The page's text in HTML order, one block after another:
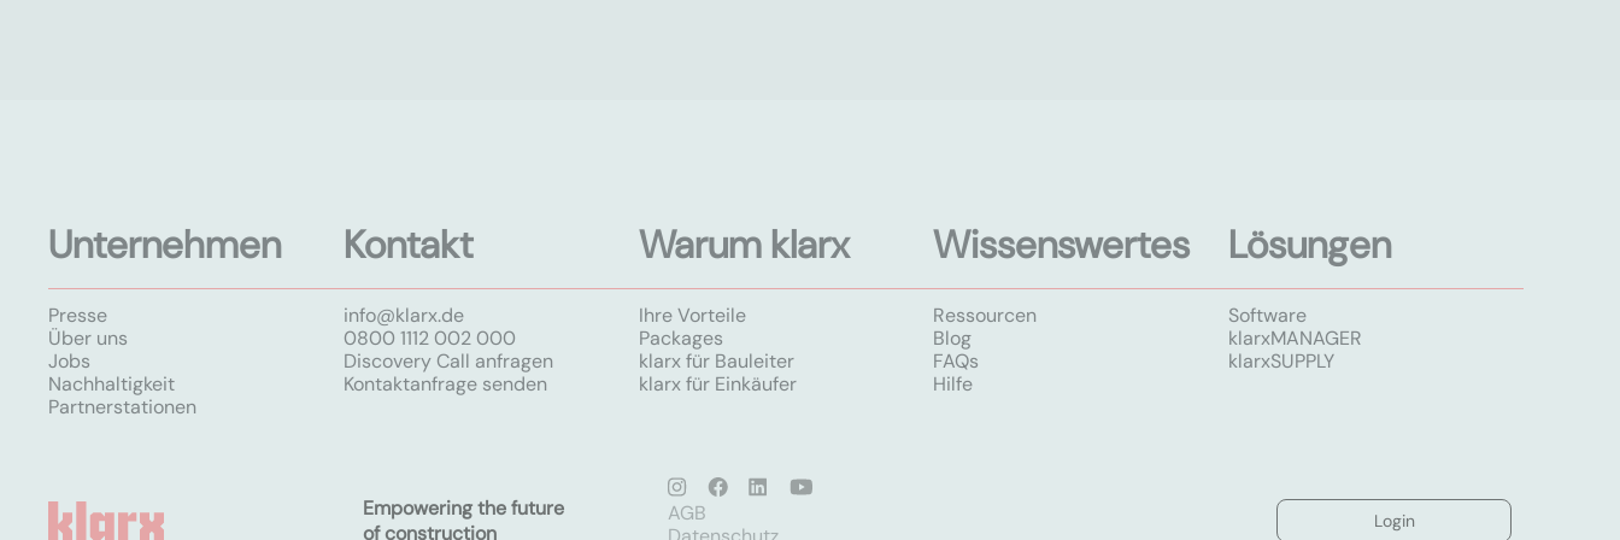
Unternehmen
Presse
Über uns
Jobs
Nachhaltigkeit
Partnerstationen
Kontakt
info@klarx.de
0800 1112 002 000
Discovery Call anfragen
Kontaktanfrage senden
Warum klarx
Ihre Vorteile
Packages
klarx für Bauleiter
klarx für Einkäufer
Wissenswertes
Ressourcen
Blog
FAQs
Hilfe
Lösungen
Software
klarxMANAGER
klarxSUPPLY
Empowering the future
of construction
AGB
Login